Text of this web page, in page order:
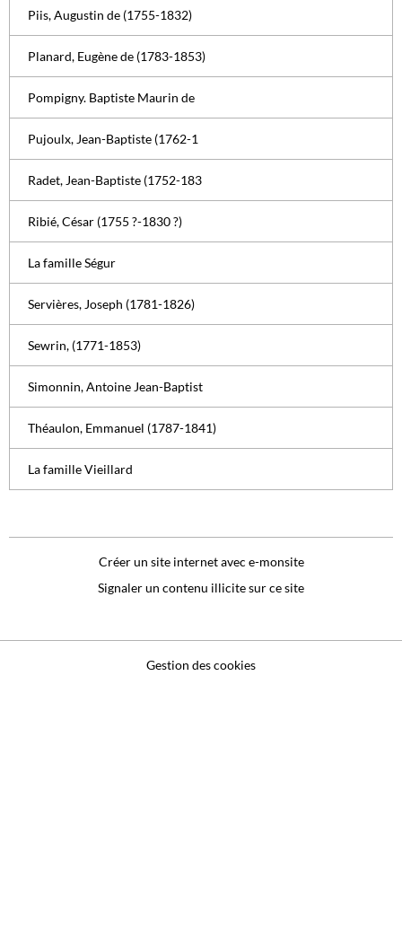
Piis, Augustin de (1755-1832)
Planard, Eugène de (1783-1853)
Pompigny. Baptiste Maurin de
Pujoulx, Jean-Baptiste (1762-1
Radet, Jean-Baptiste (1752-183
Ribié, César (1755 ?-1830 ?)
La famille Ségur
Servières, Joseph (1781-1826)
Sewrin, (1771-1853)
Simonnin, Antoine Jean-Baptist
Théaulon, Emmanuel (1787-1841)
La famille Vieillard
Créer un site internet avec e-monsite
Signaler un contenu illicite sur ce site
Gestion des cookies